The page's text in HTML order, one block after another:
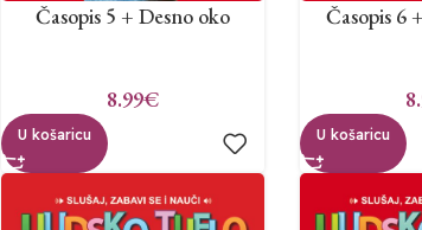
Časopis 5 + Desno oko
8.99€
U košaricu
Časopis 6
U košaricu